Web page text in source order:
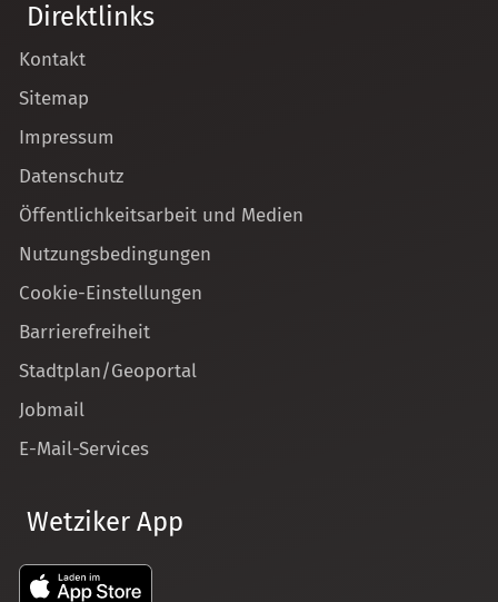
Direktlinks
Kontakt
Sitemap
Impressum
Datenschutz
Öffentlichkeitsarbeit und Medien
Nutzungsbedingungen
Cookie-Einstellungen
Barrierefreiheit
Stadtplan/Geoportal
Jobmail
E-Mail-Services
Wetziker App